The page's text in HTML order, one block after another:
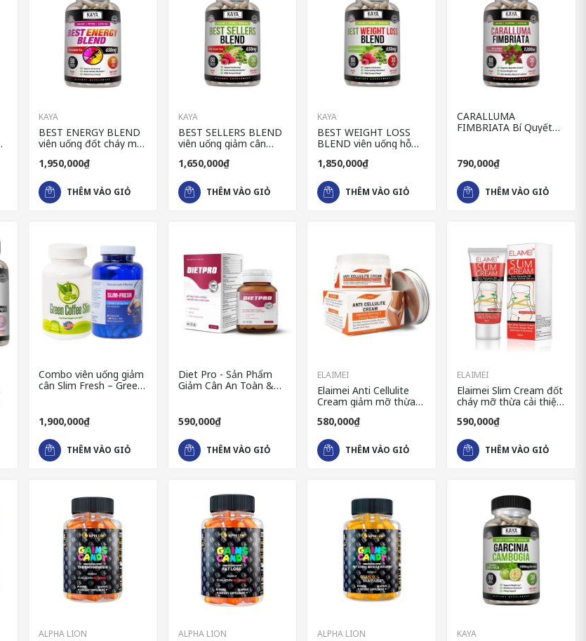
KAYA
BEST ENERGY BLEND
viên uống đốt cháy mỡ
1,950,000₫
THÊM VÀO GIỎ
KAYA
BEST SELLERS BLEND
viên uống giảm cân
1,650,000₫
THÊM VÀO GIỎ
KAYA
BEST WEIGHT LOSS
BLEND viên uống hỗ
của Mỹ
1,850,000₫
THÊM VÀO GIỎ
CARALLUMA
FIMBRIATA Bí Quyết
790,000₫
THÊM VÀO GIỎ
Combo viên uống giảm
cân Slim Fresh – Green
1,900,000₫
THÊM VÀO GIỎ
Diet Pro - Sản Phẩm
Giảm Cân An Toàn &
590,000₫
THÊM VÀO GIỎ
ELAIMEI
Elaimei Anti Cellulite
Cream giảm mỡ thừa
580,000₫
THÊM VÀO GIỎ
ELAIMEI
Elaimei Slim Cream đốt
cháy mỡ thừa cải thiện
590,000₫
THÊM VÀO GIỎ
ALPHA LION ALPHA LION ALPHA LION KAYA